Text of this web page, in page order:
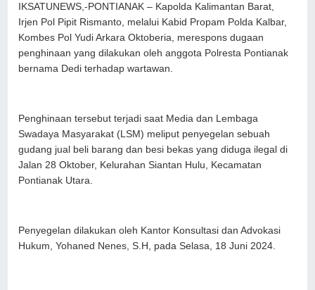
IKSATUNEWS,-PONTIANAK – Kapolda Kalimantan Barat,
Irjen Pol Pipit Rismanto, melalui Kabid Propam Polda Kalbar,
Kombes Pol Yudi Arkara Oktoberia, merespons dugaan
penghinaan yang dilakukan oleh anggota Polresta Pontianak
bernama Dedi terhadap wartawan.
Penghinaan tersebut terjadi saat Media dan Lembaga
Swadaya Masyarakat (LSM) meliput penyegelan sebuah
gudang jual beli barang dan besi bekas yang diduga ilegal di
Jalan 28 Oktober, Kelurahan Siantan Hulu, Kecamatan
Pontianak Utara.
Penyegelan dilakukan oleh Kantor Konsultasi dan Advokasi
Hukum, Yohaned Nenes, S.H, pada Selasa, 18 Juni 2024.